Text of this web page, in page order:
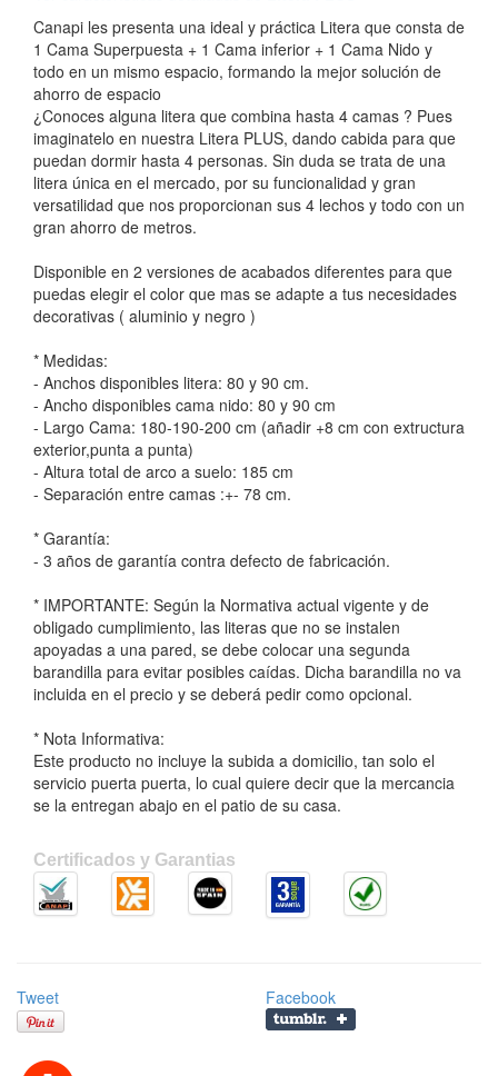
Canapi les presenta una ideal y práctica Litera que consta de
1 Cama Superpuesta + 1 Cama inferior + 1 Cama Nido y
todo en un mismo espacio, formando la mejor solución de
ahorro de espacio
¿Conoces alguna litera que combina hasta 4 camas ? Pues
imaginatelo en nuestra Litera PLUS, dando cabida para que
puedan dormir hasta 4 personas. Sin duda se trata de una
litera única en el mercado, por su funcionalidad y gran
versatilidad que nos proporcionan sus 4 lechos y todo con un
gran ahorro de metros.
Disponible en 2 versiones de acabados diferentes para que
puedas elegir el color que mas se adapte a tus necesidades
decorativas ( aluminio y negro )
* Medidas:
- Anchos disponibles litera: 80 y 90 cm.
- Ancho disponibles cama nido: 80 y 90 cm
- Largo Cama: 180-190-200 cm (añadir +8 cm con extructura
exterior,punta a punta)
- Altura total de arco a suelo: 185 cm
- Separación entre camas :+- 78 cm.
* Garantía:
- 3 años de garantía contra defecto de fabricación.
* IMPORTANTE: Según la Normativa actual vigente y de
obligado cumplimiento, las literas que no se instalen
apoyadas a una pared, se debe colocar una segunda
barandilla para evitar posibles caídas. Dicha barandilla no va
incluida en el precio y se deberá pedir como opcional.
* Nota Informativa:
Este producto no incluye la subida a domicilio, tan solo el
servicio puerta puerta, lo cual quiere decir que la mercancia
se la entregan abajo en el patio de su casa.
Certificados y Garantias
Tweet Facebook